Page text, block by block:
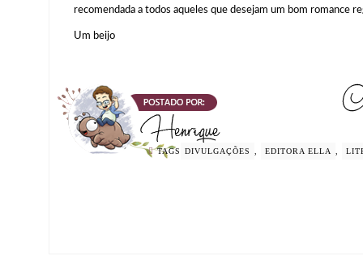
recomendada a todos aqueles que desejam um bom romance
Um beijo
TAGS DIVULGAÇÕES EDITORA ELLA